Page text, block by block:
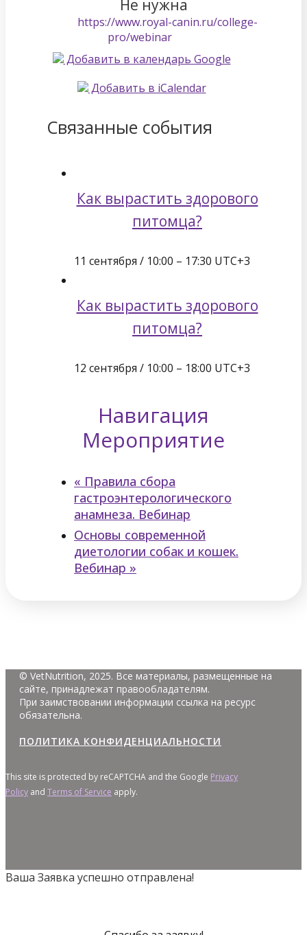
Не нужна
https://www.royal-canin.ru/college-
pro/webinar
Добавить в календарь Google
Добавить в iCalendar
Связанные события
Как вырастить здорового
питомца?
11 сентября / 10:00 – 17:30 UTC+3
Как вырастить здорового
питомца?
12 сентября / 10:00 – 18:00 UTC+3
Навигация
Мероприятие
« Правила сбора
гастроэнтерологического
анамнеза. Вебинар
Основы современной
диетологии собак и кошек.
Вебинар »
© VetNutrition, 2025. Все материалы, размещенные на
сайте, принадлежат правообладателям.
При заимствовании информации ссылка на ресурс
обязательна.
ПОЛИТИКА КОНФИДЕНЦИАЛЬНОСТИ
This site is protected by reCAPTCHA and the Google Privacy
Policy and Terms of Service apply.
Ваша Заявка успешно отправлена!